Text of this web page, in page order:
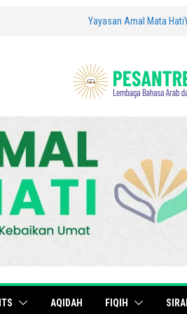
Yayasan Amal Mata Hati
AQIDAH FIQIH